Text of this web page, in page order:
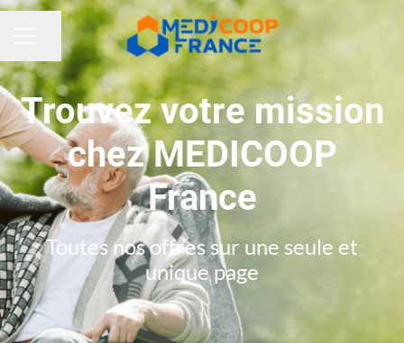
MENU CARRIÈRE
Partager la page
Trouvez votre mission
chez MEDICOOP
France
Toutes nos offres sur une seule et
unique page